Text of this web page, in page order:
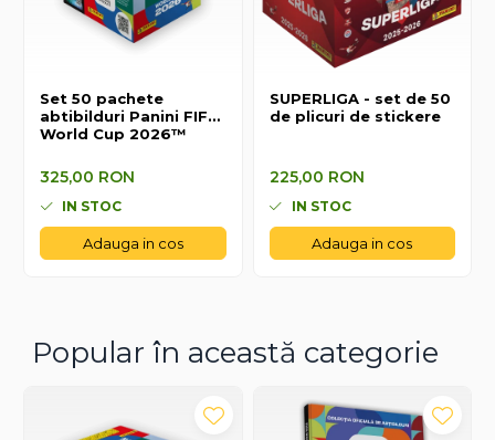
Set 50 pachete
abtibilduri Panini FIFA
World Cup 2026™
325,00 RON
IN STOC
Adauga in cos
SUPERLIGA - set de 50
de plicuri de stickere
225,00 RON
IN STOC
Adauga in cos
Popular în această categorie